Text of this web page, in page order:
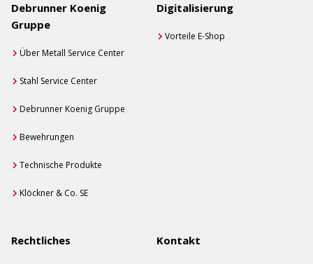
Debrunner Koenig
Gruppe
Über Metall Service Center
Stahl Service Center
Debrunner Koenig Gruppe
Bewehrungen
Technische Produkte
Klöckner & Co. SE
Digitalisierung
Vorteile E-Shop
Rechtliches Kontakt